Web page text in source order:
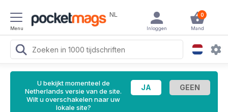
Menu
NL 0
Mand
Inloggen
U bekijkt momenteel de
Netherlands versie van de site.
Wilt u overschakelen naar uw
lokale site?